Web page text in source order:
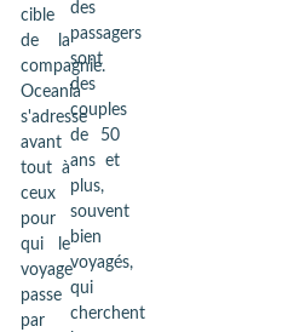
cible
de la
compagnie.
Oceania
s'adresse
avant
tout à
ceux
pour
qui le
voyage
passe
par
des
passagers
sont
des
couples
de 50
ans et
plus,
souvent
bien
voyagés,
qui
cherchent